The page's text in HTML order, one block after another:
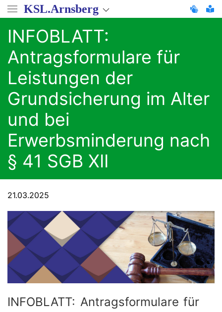
Direkt
zum
Inhalt
KSL.Arnsberg
INFOBLATT:
Antragsformulare für
Leistungen der
Grundsicherung im Alter
und bei
Erwerbsminderung nach
§ 41 SGB XII
21.03.2025
INFOBLATT: Antragsformulare für